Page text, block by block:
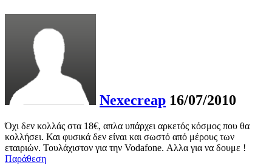
Nexecreap 16/07/2010
Όχι δεν κολλάς στα 18€, απλα υπάρχει αρκετός κόσμος που θα
κολλήσει. Και φυσικά δεν είναι και σωστό από μέρους των
εταιριών. Τουλάχιστον για την Vodafone. Αλλα για να δουμε !
Παράθεση